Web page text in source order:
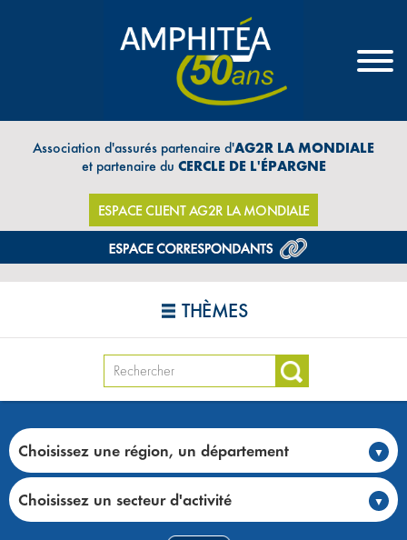
Association d'assurés partenaire d'AG2R LA MONDIALE
et partenaire du CERCLE DE L'ÉPARGNE
ESPACE CLIENT AG2R LA MONDIALE
THÈMES
Choisissez une région, un département
Choisissez un secteur d'activité